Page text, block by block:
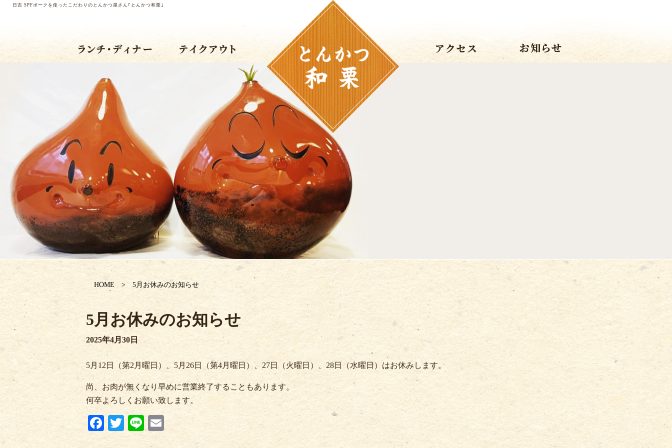
日吉 SPFポークを使ったこだわりのとんかつ屋さん｢とんかつ和栗｣
HOME 5月お休みのお知らせ
5月お休みのお知らせ
2025年4月30日
5月12日（第2月曜日）、5月26日（第4月曜日）、27日（火曜日）、28日（水曜日）はお休みします。
尚、お肉が無くなり早めに営業終了することもあります。
何卒よろしくお願い致します。
Fa
ce
T
wi
Li
ne
E
m